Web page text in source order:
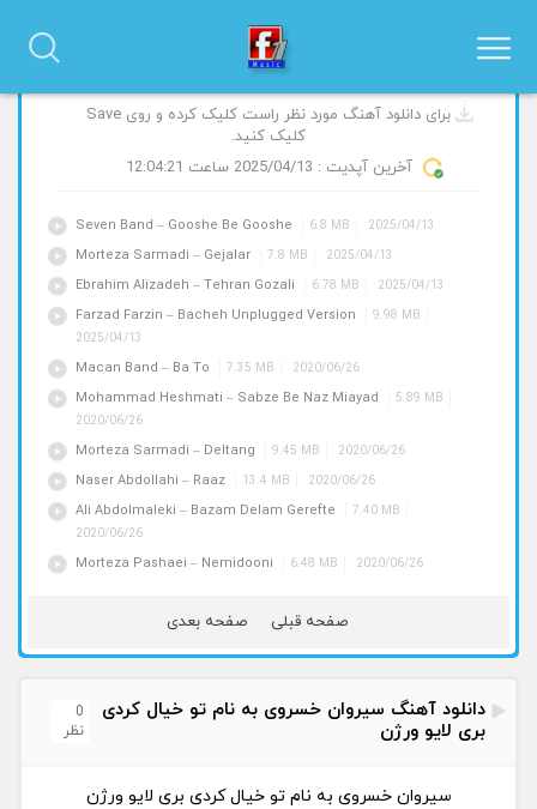
آهنگ های جدید و پیشنهادی
برای دانلود آهنگ مورد نظر راست کلیک کرده و روی Save
کلیک کنید.
آخرین آپدیت : 2025/04/13 ساعت 12:04:21
Seven Band – Gooshe Be Gooshe 6.8 MB 2025/04/13
Morteza Sarmadi – Gejalar 7.8 MB 2025/04/13
Ebrahim Alizadeh – Tehran Gozali 6.78 MB 2025/04/13
Farzad Farzin – Bacheh Unplugged Version
9.98 MB
2025/04/13
Macan Band – Ba To 7.35 MB 2020/06/26
Mohammad Heshmati – Sabze Be Naz Miayad
5.89 MB
2020/06/26
Morteza Sarmadi – Deltang 9.45 MB 2020/06/26
Naser Abdollahi – Raaz 13.4 MB 2020/06/26
Ali Abdolmaleki – Bazam Delam Gerefte
7.40 MB
2020/06/26
Morteza Pashaei – Nemidooni 6.48 MB 2020/06/26
صفحه بعدی صفحه قبلی
دانلود آهنگ سیروان خسروی به نام تو خیال کردی
بری لایو ورژن
0
نظر
سیروان خسروی به نام تو خیال کردی بری لایو ورژن